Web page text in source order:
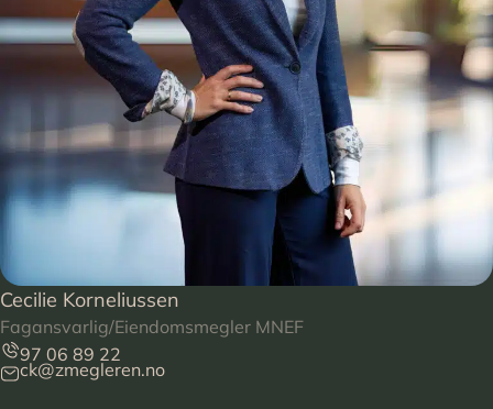
Cecilie Korneliussen
Fagansvarlig/Eiendomsmegler MNEF
97 06 89 22
ck@zmegleren.no